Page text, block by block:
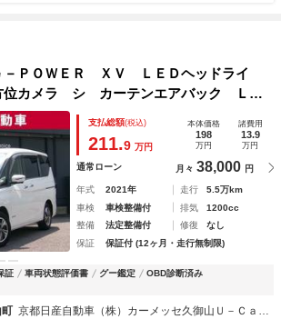
ＰＯＷＥＲ ＸＶ ＬＥＤヘッドライ
カメラ シ カーテンエアバック ＬＥ
スライドドア シートヒータ １オーナ
ーンキープ オートマチックハイビー
支払総額(税込)
211.9 万円
本体価格
198
万円
諸費用
13.9
万円
通常ローン 月々 38,000 円
年式 2021年 走行
5.5万km
車検
車検整備付 排気
1200cc
整備
法定整備付 修復
なし
保証
保証付 (12ヶ月・走行無制限)
証 車両状態評価書 グー鑑定
OBD診断済み
京都日産自動車（株）カーメッセ久御山Ｕ－Ｃａｒｓ